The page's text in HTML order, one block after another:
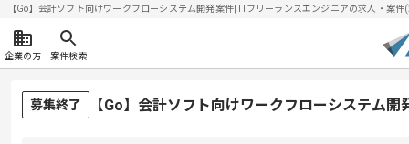
【Go】会計ソフト向けワークフローシステム開発案件| ITフリーランスエンジニアの求人・案
企業の方 案件検索
募集終了 【Go】会計ソフト向けワークフローシステム